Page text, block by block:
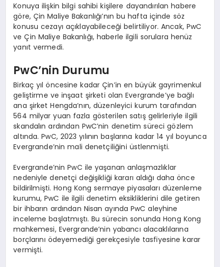
Konuya ilişkin bilgi sahibi kişilere dayandırılan habere
göre, Çin Maliye Bakanlığı’nın bu hafta içinde söz
konusu cezayı açıklayabileceği belirtiliyor. Ancak, PwC
ve Çin Maliye Bakanlığı, haberle ilgili sorulara henüz
yanıt vermedi.
PwC’nin Durumu
Birkaç yıl öncesine kadar Çin’in en büyük gayrimenkul
geliştirme ve inşaat şirketi olan Evergrande’ye bağlı
ana şirket Hengda’nın, düzenleyici kurum tarafından
564 milyar yuan fazla gösterilen satış gelirleriyle ilgili
skandalın ardından PwC’nin denetim süreci gözlem
altında. PwC, 2023 yılının başlarına kadar 14 yıl boyunca
Evergrande’nin mali denetçiliğini üstlenmişti.
Evergrande’nin PwC ile yaşanan anlaşmazlıklar
nedeniyle denetçi değişikliği kararı aldığı daha önce
bildirilmişti. Hong Kong sermaye piyasaları düzenleme
kurumu, PwC ile ilgili denetim eksikliklerini dile getiren
bir ihbarın ardından Nisan ayında PwC aleyhine
inceleme başlatmıştı. Bu sürecin sonunda Hong Kong
mahkemesi, Evergrande’nin yabancı alacaklılarına
borçlarını ödeyemediği gerekçesiyle tasfiyesine karar
vermişti.